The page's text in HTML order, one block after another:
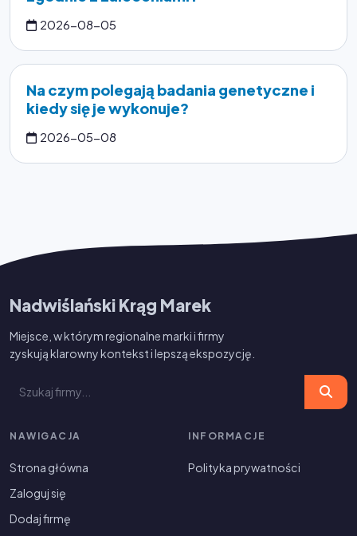
2026-08-05
Na czym polegają badania genetyczne i
kiedy się je wykonuje?
2026-05-08
Nadwiślański Krąg Marek
Miejsce, w którym regionalne marki i firmy
zyskują klarowny kontekst i lepszą ekspozycję.
NAWIGACJA
Strona główna
Zaloguj się
Dodaj firmę
INFORMACJE
Polityka prywatności